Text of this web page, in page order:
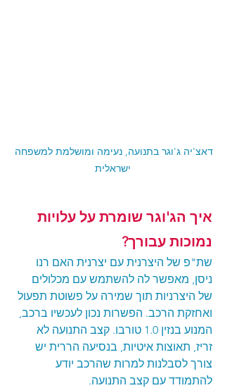
דאצ'יה ג'וגר בתנועה, נעימה ומושלמת למשפחה
ישראלית
איך הג'וגר שומרת על עלויות
נמוכות עבורך?
שת"פ של היצרנית עם יצרנית האם רנו
ניסן, מאפשר לה להשתמש עם מכלולים
של היצרניות תוך שמירה על פשוטת תפעול
ואחזקת הרכב. הפשרות נכון לעכשיו ברכב,
המנוע בנזין 1.0 טורבו. קצב התנועה לא
זריז, תאוצות איטיות, בנסיעה הררית יש
צורך לסבלנות למרות שהרכב יודע
להתמודד עם קצב התנועה.